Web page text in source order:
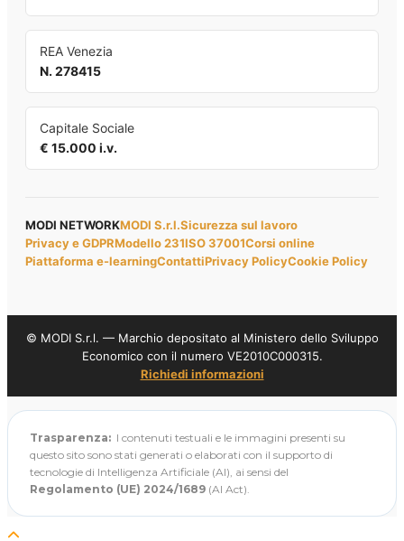
REA Venezia
N. 278415
Capitale Sociale
€ 15.000 i.v.
MODI NETWORKMODI S.r.l.Sicurezza sul lavoro
Privacy e GDPRModello 231ISO 37001Corsi online
Piattaforma e-learningContattiPrivacy PolicyCookie Policy
© MODI S.r.l. — Marchio depositato al Ministero dello Sviluppo
Economico con il numero VE2010C000315.
Richiedi informazioni
Trasparenza: I contenuti testuali e le immagini presenti su
questo sito sono stati generati o elaborati con il supporto di
tecnologie di Intelligenza Artificiale (AI), ai sensi del
Regolamento (UE) 2024/1689 (AI Act).